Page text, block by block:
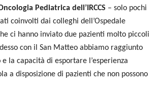
Pediatrica dell’IRCCS – solo pochi
coinvolti dai colleghi dell’Ospedale
ci hanno inviato due pazienti molto piccoli
con il San Matteo abbiamo raggiunto
e la capacità di esportare l’esperienza
a disposizione di pazienti che non possono